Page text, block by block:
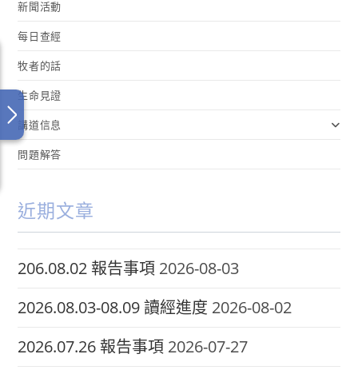
新聞活動
每日查經
牧者的話
生命見證
講道信息
問題解答
近期文章
206.08.02 報告事項 2026-08-03
2026.08.03-08.09 讀經進度 2026-08-02
2026.07.26 報告事項 2026-07-27